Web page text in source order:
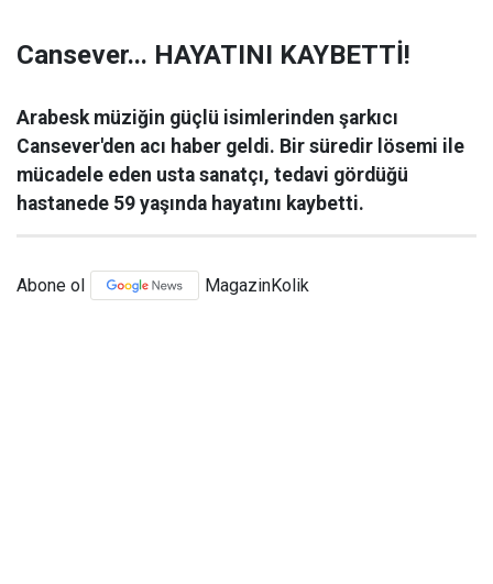
Cansever... HAYATINI KAYBETTİ!
Arabesk müziğin güçlü isimlerinden şarkıcı
Cansever'den acı haber geldi. Bir süredir lösemi ile
mücadele eden usta sanatçı, tedavi gördüğü
hastanede 59 yaşında hayatını kaybetti.
Abone ol MagazinKolik